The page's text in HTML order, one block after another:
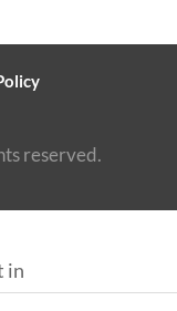
reserved.
in